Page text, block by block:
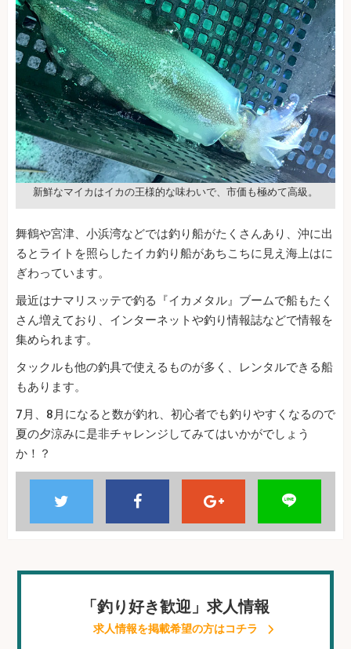
新鮮なマイカはイカの王様的な味わいで、市価も極めて高級。
舞鶴や宮津、小浜湾などでは釣り船がたくさんあり、沖に出
るとライトを照らしたイカ釣り船があちこちに見え海上はに
ぎわっています。
最近はナマリスッテで釣る『イカメタル』ブームで船もたく
さん増えており、インターネットや釣り情報誌などで情報を
集められます。
タックルも他の釣具で使えるものが多く、レンタルできる船
もあります。
7月、8月になると数が釣れ、初心者でも釣りやすくなるので
夏の夕涼みに是非チャレンジしてみてはいかがでしょう
か！？
「釣り好き歓迎」求人情報
求人情報を掲載希望の方はコチラ